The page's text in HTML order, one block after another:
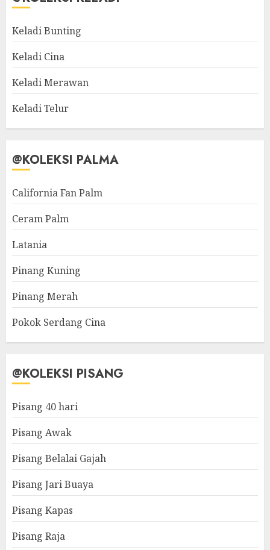
Keladi Bunting
Keladi Cina
Keladi Merawan
Keladi Telur
@KOLEKSI PALMA
California Fan Palm
Ceram Palm
Latania
Pinang Kuning
Pinang Merah
Pokok Serdang Cina
@KOLEKSI PISANG
Pisang 40 hari
Pisang Awak
Pisang Belalai Gajah
Pisang Jari Buaya
Pisang Kapas
Pisang Raja